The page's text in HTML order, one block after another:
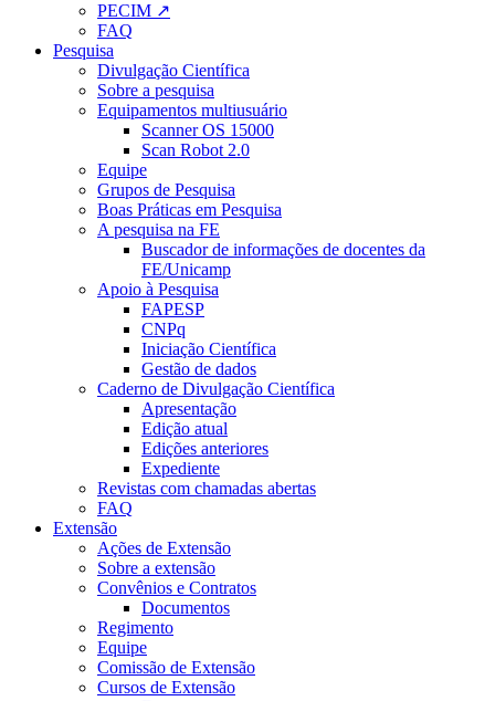
PECIM ↗
FAQ
Pesquisa
Divulgação Científica
Sobre a pesquisa
Equipamentos multiusuário
Scanner OS 15000
Scan Robot 2.0
Equipe
Grupos de Pesquisa
Boas Práticas em Pesquisa
A pesquisa na FE
Buscador de informações de docentes da
FE/Unicamp
Apoio à Pesquisa
FAPESP
CNPq
Iniciação Científica
Gestão de dados
Caderno de Divulgação Científica
Apresentação
Edição atual
Edições anteriores
Expediente
Revistas com chamadas abertas
FAQ
Extensão
Ações de Extensão
Sobre a extensão
Convênios e Contratos
Documentos
Regimento
Equipe
Comissão de Extensão
Cursos de Extensão